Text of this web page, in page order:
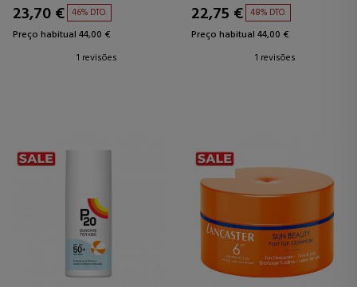
23,70 € 46% DTO.
Preço habitual 44,00 €
1 revisões
22,75 € 48% DTO.
Preço habitual 44,00 €
1 revisões